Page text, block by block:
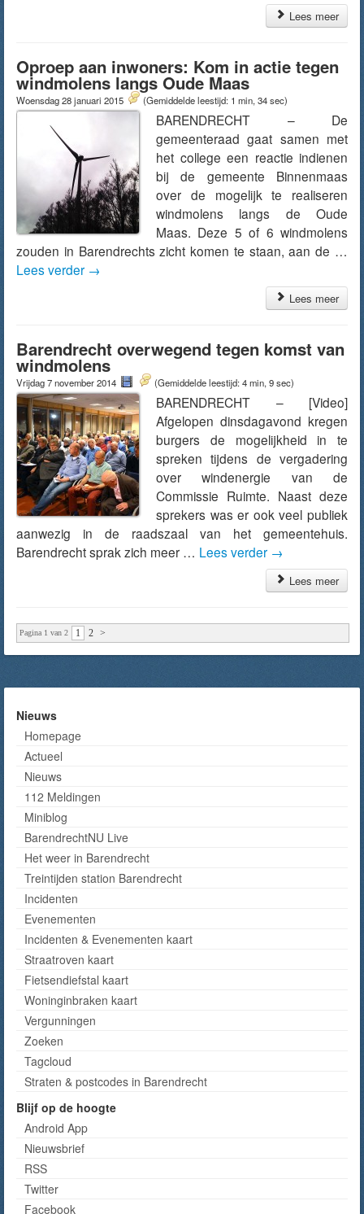
Lees meer
Oproep aan inwoners: Kom in actie tegen
windmolens langs Oude Maas
Woensdag 28 januari 2015 (Gemiddelde leestijd: 1 min, 34 sec)
BARENDRECHT – De
gemeenteraad gaat samen met
het college een reactie indienen
bij de gemeente Binnenmaas
over de mogelijk te realiseren
windmolens langs de Oude
Maas. Deze 5 of 6 windmolens
zouden in Barendrechts zicht komen te staan, aan de …
Lees verder →
Lees meer
Barendrecht overwegend tegen komst van
windmolens
Vrijdag 7 november 2014 (Gemiddelde leestijd: 4 min, 9 sec)
BARENDRECHT – [Video]
Afgelopen dinsdagavond kregen
burgers de mogelijkheid in te
spreken tijdens de vergadering
over windenergie van de
Commissie Ruimte. Naast deze
sprekers was er ook veel publiek
aanwezig in de raadszaal van het gemeentehuis.
Barendrecht sprak zich meer … Lees verder →
Lees meer
Pagina 1 van 2 1 2 >
Nieuws
Homepage
Actueel
Nieuws
112 Meldingen
Miniblog
BarendrechtNU Live
Het weer in Barendrecht
Treintijden station Barendrecht
Incidenten
Evenementen
Incidenten & Evenementen kaart
Straatroven kaart
Fietsendiefstal kaart
Woninginbraken kaart
Vergunningen
Zoeken
Tagcloud
Straten & postcodes in Barendrecht
Blijf op de hoogte
Android App
Nieuwsbrief
RSS
Twitter
Facebook